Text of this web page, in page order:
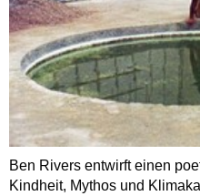
Ben Rivers entwirft einen
Kindheit, Mythos und